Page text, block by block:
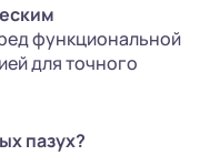
функциональной
для точного
пазух?